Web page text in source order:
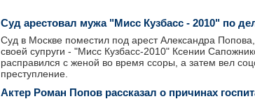
Суд арестовал мужа "Мисс Кузбасс - 2010" по
Суд в Москве поместил под арест Александра
своей супруги - "Мисс Кузбасс-2010" Ксении
расправился с женой во время ссоры, а затем вел
преступление.
Актер Роман Попов рассказал о причинах